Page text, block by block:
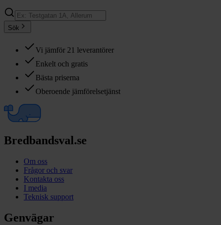
Sök
Vi jämför 21 leverantörer
Enkelt och gratis
Bästa priserna
Oberoende jämförelsetjänst
Bredbandsval.se
Om oss
Frågor och svar
Kontakta oss
I media
Teknisk support
Genvägar